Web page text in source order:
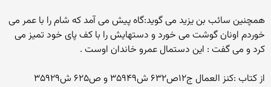
همچنین سائب بن یزید می گوید:گاه پیش می آمد که شام را با عمر می
خوردم اونان گوشت می خورد و دستهایش را با کف پای خود تمیز می
کرد و می گفت : این دستمال عمرو خاندان اوست .
از کتاب :کنز العمال ج۱۲ص۶۳۲ ش۳۵۹۴۹ و ص۶۲۵ ش۳۵۹۲۹